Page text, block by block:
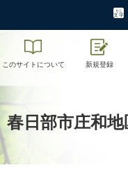
このサイトについて 新規登録
春日部市庄和